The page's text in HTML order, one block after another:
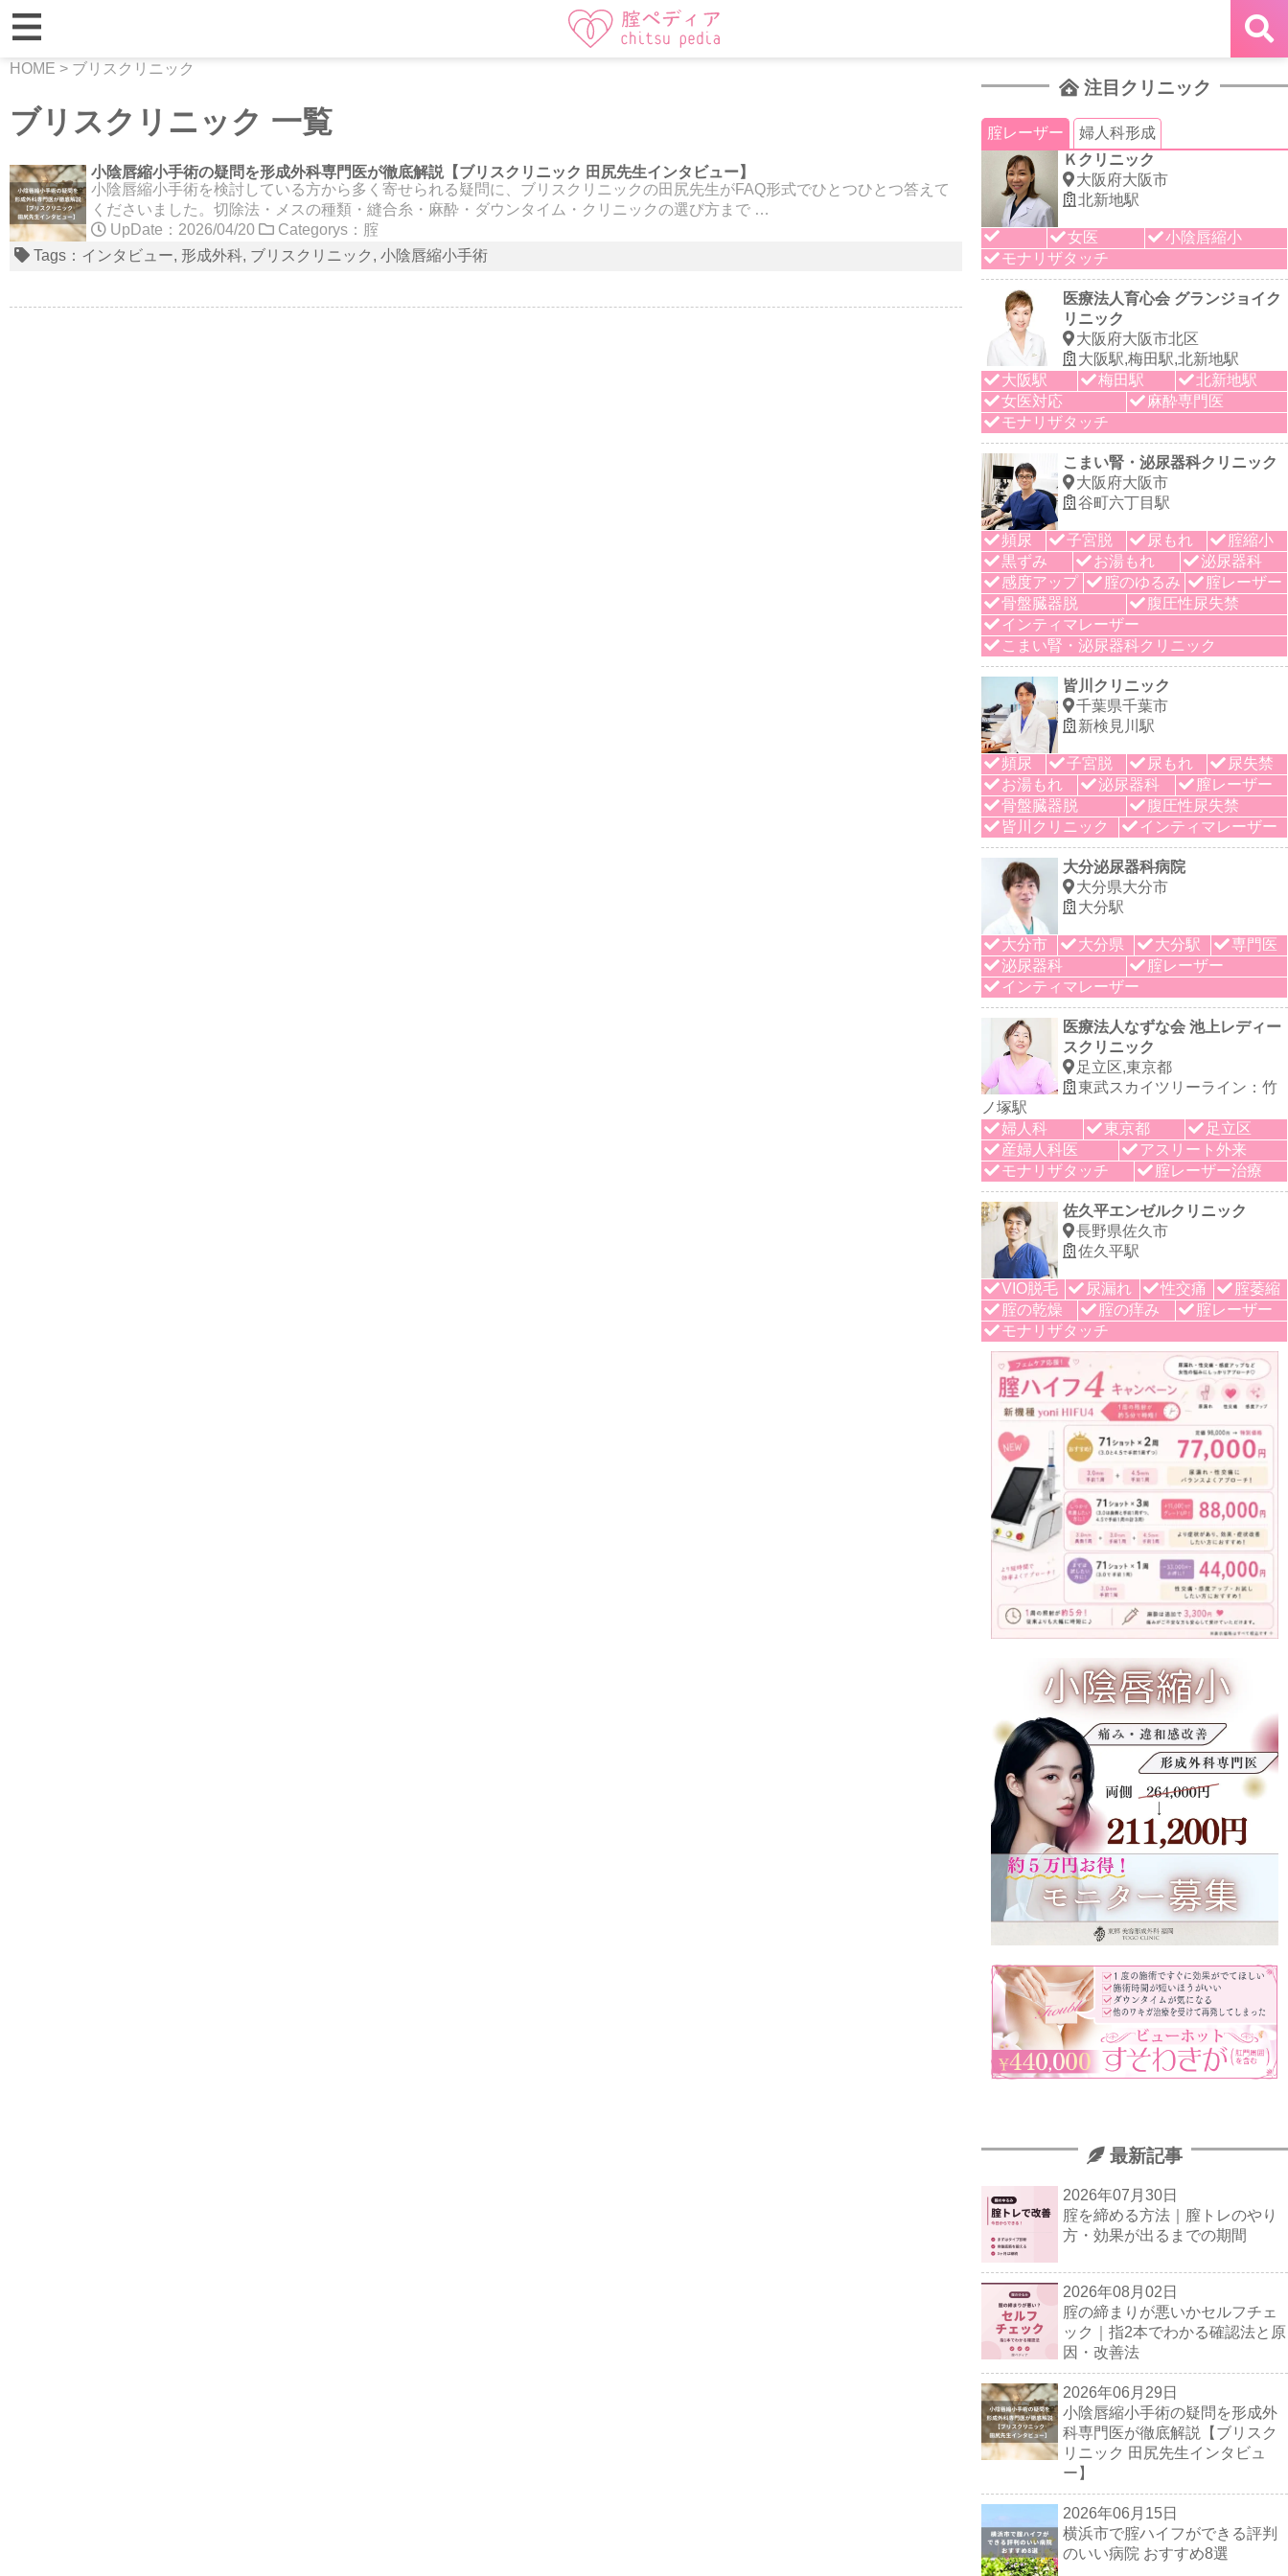
HOME > ブリスクリニック
ブリスクリニック 一覧
小陰唇縮小手術の疑問を形成外科専門医が徹底解説【ブリスクリニック 田尻先生インタビュー】
小陰唇縮小手術を検討している方から多く寄せられる疑問に、ブリスクリニックの田尻先生がFAQ形式でひとつひとつ答えて
くださいました。切除法・メスの種類・縫合糸・麻酔・ダウンタイム・クリニックの選び方まで …
UpDate：2026/04/20
Categorys： 腟
Tags： インタビュー 形成外科 ブリスクリニック 小陰唇縮小手術
注目クリニック
腟レーザー
婦人科形成
Ｋクリニック
大阪府大阪市
北新地駅
女医
小陰唇縮小
モナリザタッチ
医療法人育心会 グランジョイク
リニック
大阪府大阪市北区
大阪駅,梅田駅,北新地駅
大阪駅
梅田駅
北新地駅
女医対応
麻酔専門医
モナリザタッチ
こまい腎・泌尿器科クリニック
大阪府大阪市
谷町六丁目駅
頻尿 子宮脱 尿もれ
腟縮小
黒ずみ
お湯もれ
泌尿器科
感度アップ
腟のゆるみ
腟レーザー
骨盤臓器脱
腹圧性尿失禁
インティマレーザー
こまい腎・泌尿器科クリニック
皆川クリニック
千葉県千葉市
新検見川駅
頻尿 子宮脱 尿もれ
尿失禁
お湯もれ
泌尿器科
膣レーザー
骨盤臓器脱
腹圧性尿失禁
皆川クリニック
インティマレーザー
大分泌尿器科病院
大分県大分市
大分駅
大分市 大分県 大分駅
専門医
泌尿器科
腟レーザー
インティマレーザー
医療法人なずな会 池上レディー
スクリニック
足立区,東京都
東武スカイツリーライン：竹
ノ塚駅
婦人科
東京都
足立区
産婦人科医
アスリート外来
モナリザタッチ
腟レーザー治療
佐久平エンゼルクリニック
長野県佐久市
佐久平駅
VIO脱毛 尿漏れ 性交痛
腟萎縮
腟の乾燥
腟の痒み
腟レーザー
モナリザタッチ
最新記事
2026年07月30日
腟を締める方法｜膣トレのやり
方・効果が出るまでの期間
2026年08月02日
腟の締まりが悪いかセルフチェ
ック｜指2本でわかる確認法と原
因・改善法
2026年06月29日
小陰唇縮小手術の疑問を形成外
科専門医が徹底解説【ブリスク
リニック 田尻先生インタビュ
ー】
2026年06月15日
横浜市で腟ハイフができる評判
のいい病院 おすすめ8選